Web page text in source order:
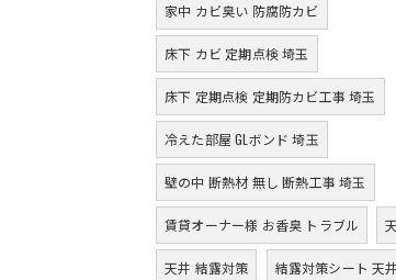
家中 カビ臭い 防腐防カビ
床下 カビ 定期点検 埼玉
床下 定期点検 定期防カビ工事 埼玉
冷えた部屋 GLボンド 埼玉
壁の中 断熱材 無し 断熱工事 埼玉
賃貸オーナー様 お香臭 トラブル
天井 結露対策 結露対策シート 天井